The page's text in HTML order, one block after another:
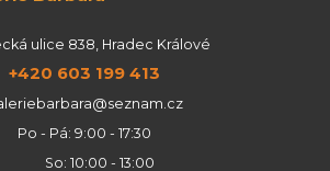
ulice 838, Hradec Králové
+420 603 199 413
Po - Pá: 9:00 - 17:30
So: 10:00 - 13:00